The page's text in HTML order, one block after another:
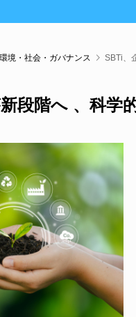
環境・社会・ガバナンス SBTi、
段階へ 、科学